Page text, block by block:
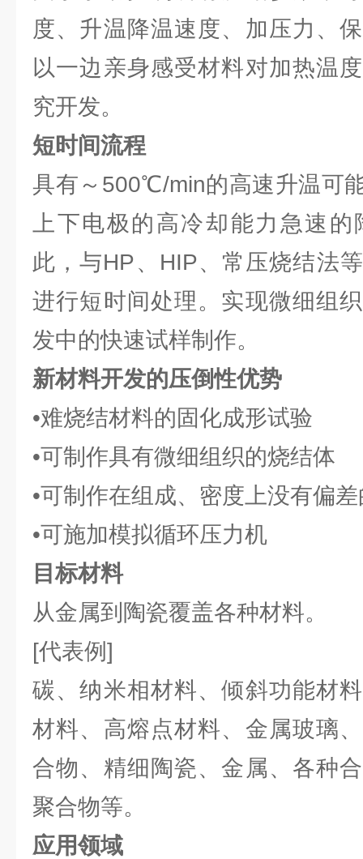
度、升温降温速度、加压力、
以一边亲身感受材料对加热温
究开发。
短时间流程
具有～500℃/min的高速升温可
上下电极的高冷却能力急速
此，与HP、HIP、常压烧结法
进行短时间处理。实现微细组
发中的快速试样制作。
新材料开发的压倒性优势
•难烧结材料的固化成形试验
•可制作具有微细组织的烧结体
•可制作在组成、密度上没有偏
•可施加模拟循环压力机
目标材料
从金属到陶瓷覆盖各种材料。
[代表例]
碳、纳米相材料、倾斜功能材
材料、高熔点材料、金属玻璃
合物、精细陶瓷、金属、各种
聚合物等。
应用领域